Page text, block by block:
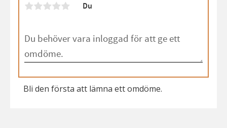
Du
Bli den första att lämna ett omdöme.